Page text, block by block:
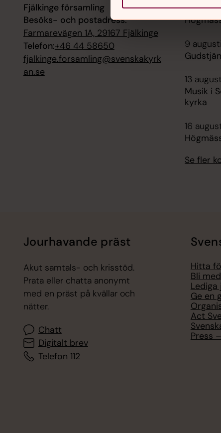
Fjälkinge församling
Besöks- och postadress:
Farmarevägen 1A, 29167 Fjälkinge
Telefon:+46 44 58650
fjalkinge.forsamling@svenskakyrk
an.se
9
9
13
Musik i
kyrka
16
Se fler
Jourhavande präst
Akut samtals- och krisstöd.
Prata eller chatta anonymt
med en präst på kvällar och
nätter.
Chatt
Digitalt brev
Telefon 112
Hitta
Bli
Lediga
Ge en
Act
Press